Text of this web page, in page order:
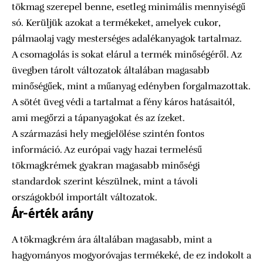
tökmag szerepel benne, esetleg minimális mennyiségű
só. Kerüljük azokat a termékeket, amelyek cukor,
pálmaolaj vagy mesterséges adalékanyagok tartalmaz.
A csomagolás is sokat elárul a termék minőségéről. Az
üvegben tárolt változatok általában magasabb
minőségűek, mint a műanyag edényben forgalmazottak.
A sötét üveg védi a tartalmat a fény káros hatásaitól,
ami megőrzi a tápanyagokat és az ízeket.
A származási hely megjelölése szintén fontos
információ. Az európai vagy hazai termelésű
tökmagkrémek gyakran magasabb minőségi
standardok szerint készülnek, mint a távoli
országokból importált változatok.
Ár-érték arány
A tökmagkrém ára általában magasabb, mint a
hagyományos mogyoróvajas termékeké, de ez indokolt a